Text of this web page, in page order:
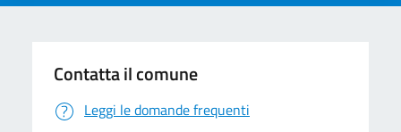
Contatta il comune
Leggi le domande frequenti